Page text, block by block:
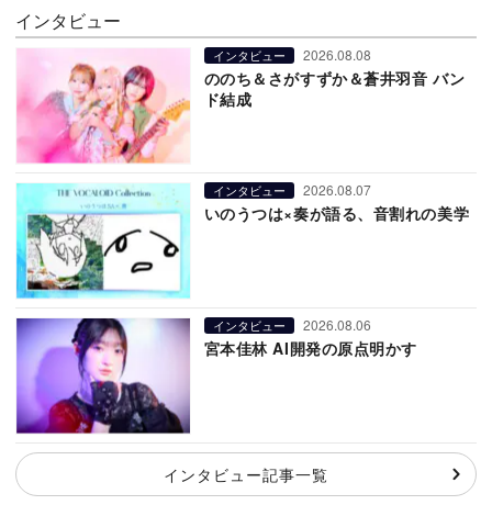
インタビュー
インタビュー 2026.08.08
ののち＆さがすずか＆蒼井羽音 バン
ド結成
インタビュー 2026.08.07
いのうつは×奏が語る、音割れの美学
インタビュー 2026.08.06
宮本佳林 AI開発の原点明かす
インタビュー記事一覧